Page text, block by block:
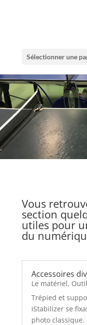
Sélectionner une
Vous
section
utiles pour
du
Accessoires
Le matériel,
Trépied et
iStabilizer se
photo